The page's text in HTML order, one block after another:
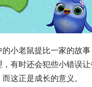
小老鼠提比一家的故
有时还会犯些小错误
这正是成长的意义。